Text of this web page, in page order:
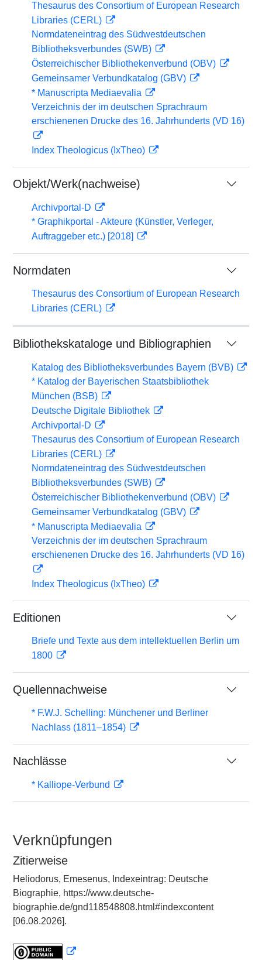
Thesaurus des Consortium of European Research
Libraries (CERL)
Normdateneintrag des Südwestdeutschen
Bibliotheksverbundes (SWB)
Österreichischer Bibliothekenverbund (OBV)
Gemeinsamer Verbundkatalog (GBV)
* Manuscripta Mediaevalia
Verzeichnis der im deutschen Sprachraum
erschienenen Drucke des 16. Jahrhunderts (VD 16)
Index Theologicus (IxTheo)
Objekt/Werk(nachweise)
Archivportal-D
* Graphikportal - Akteure (Künstler, Verleger,
Auftraggeber etc.) [2018]
Normdaten
Thesaurus des Consortium of European Research
Libraries (CERL)
Bibliothekskataloge und Bibliographien
Katalog des Bibliotheksverbundes Bayern (BVB)
* Katalog der Bayerischen Staatsbibliothek
München (BSB)
Deutsche Digitale Bibliothek
Archivportal-D
Thesaurus des Consortium of European Research
Libraries (CERL)
Normdateneintrag des Südwestdeutschen
Bibliotheksverbundes (SWB)
Österreichischer Bibliothekenverbund (OBV)
Gemeinsamer Verbundkatalog (GBV)
* Manuscripta Mediaevalia
Verzeichnis der im deutschen Sprachraum
erschienenen Drucke des 16. Jahrhunderts (VD 16)
Index Theologicus (IxTheo)
Editionen
Briefe und Texte aus dem intellektuellen Berlin um
1800
Quellennachweise
* F.W.J. Schelling: Münchener und Berliner
Nachlass (1811–1854)
Nachlässe
* Kalliope-Verbund
Verknüpfungen
Zitierweise
Heliodorus, Emesenus, Indexeintrag: Deutsche
Biographie, https://www.deutsche-
biographie.de/gnd118548808.html#indexcontent
[06.08.2026].